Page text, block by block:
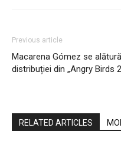
Previous article
Macarena Gómez se alătură
distribuției din „Angry Birds
RELATED ARTICLES